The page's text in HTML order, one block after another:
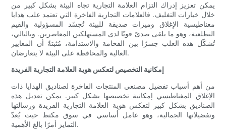
يمكن تعزيز إدراك التزام العلامة التجارية تجاه البيئة بشكل كبير من
خلال خيارات التغليف. فالعلامات التجارية الفاخرة التي تعتمد علب هدايا
مغناطيسية الإغلاق وميزات صديقة للبيئة تُجسّد المسؤولية والقيم
التطلعية، وهو ما يلقى صدىً قويًا لدى المستهلكين المعاصرين. وبالتالي،
تُشكّل هذه العلب جسرًا بين الفخامة والاستدامة، مُثبتةً أن المعايير
العالية والمحافظة على البيئة لا يتعارضان.
إمكانية التخصيص لتعكس هوية العلامة التجارية الفريدة
من أهم أسباب تفضيل مصنعي المنتجات الفاخرة لصناديق الهدايا ذات
الإغلاق المغناطيسي إمكانية تخصيصها بشكل كبير. يمكن تعديل هذه
الصناديق بشكل كبير لتعكس هوية العلامة التجارية الفريدة ورسالتها
وتفضيلاتها الجمالية، وهو عامل أساسي في سوق مكتظ حيث يُعدّ
التمايز أمرًا بالغ الأهمية.